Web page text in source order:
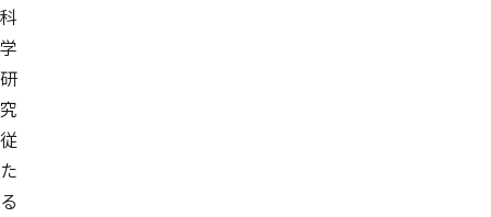
科
学
研
究
従
た
る